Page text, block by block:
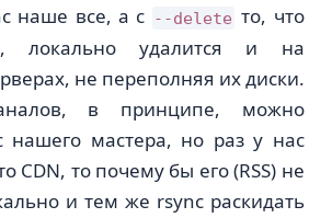
наше все, а с --delete то, что
локально удалится и на
не переполняя их диски.
в принципе, можно
нашего мастера, но раз у нас
CDN, то почему бы его (RSS) не
и тем же rsync раскидать